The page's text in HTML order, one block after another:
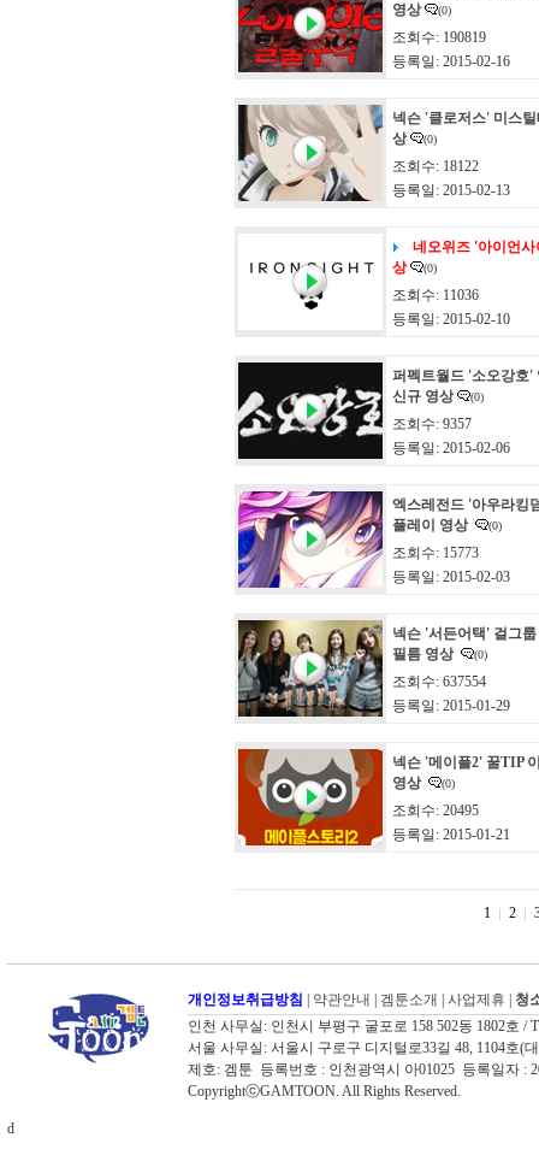
영상
(0)
조회수: 190819
등록일: 2015-02-16
넥슨 '클로저스' 미스
상
(0)
조회수: 18122
등록일: 2015-02-13
네오위즈 '아이언
상
(0)
조회수: 11036
등록일: 2015-02-10
퍼펙트월드 '소오강호'
신규 영상
(0)
조회수: 9357
등록일: 2015-02-06
엑스레전드 '아우라킹
플레이 영상
(0)
조회수: 15773
등록일: 2015-02-03
넥슨 '서든어택' 걸그
필름 영상
(0)
조회수: 637554
등록일: 2015-01-29
넥슨 '메이플2' 꿀TIP
영상
(0)
조회수: 20495
등록일: 2015-01-21
1 2
개인정보취급방침 약관안내 겜툰소개 사업제휴
청
인천 사무실: 인천시 부평구 굴포로 158 502동 1802호 /
서울 사무실: 서울시 구로구 디지털로33길 48, 1104호(
제호: 겜툰 등록번호 : 인천광역시 아01025 등록일자 :
CopyrightⓒGAMTOON. All Rights Reserved.
d